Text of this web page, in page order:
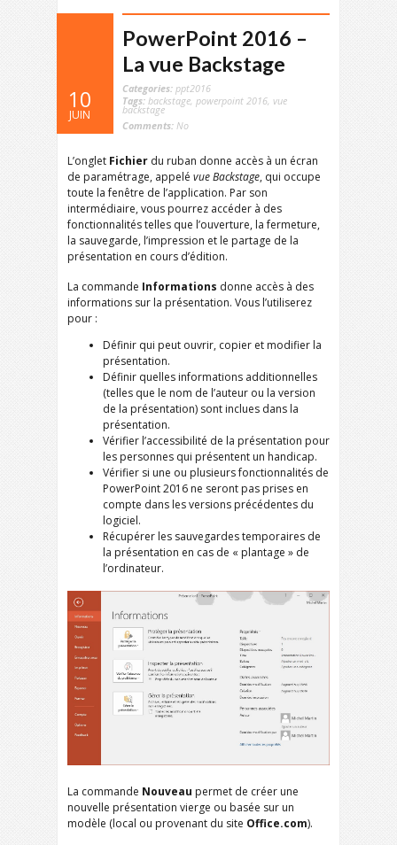
10
JUIN
PowerPoint 2016 –
La vue Backstage
Categories: ppt2016
Tags: backstage powerpoint 2016 vue
backstage
Comments: No
L’onglet Fichier du ruban donne accès à un écran
de paramétrage, appelé vue Backstage, qui occupe
toute la fenêtre de l’application. Par son
intermédiaire, vous pourrez accéder à des
fonctionnalités telles que l’ouverture, la fermeture,
la sauvegarde, l’impression et le partage de la
présentation en cours d’édition.
La commande Informations donne accès à des
informations sur la présentation. Vous l’utiliserez
pour :
Définir qui peut ouvrir, copier et modifier la
présentation.
Définir quelles informations additionnelles
(telles que le nom de l’auteur ou la version
de la présentation) sont inclues dans la
présentation.
Vérifier l’accessibilité de la présentation pour
les personnes qui présentent un handicap.
Vérifier si une ou plusieurs fonctionnalités de
PowerPoint 2016 ne seront pas prises en
compte dans les versions précédentes du
logiciel.
Récupérer les sauvegardes temporaires de
la présentation en cas de « plantage » de
l’ordinateur.
La commande Nouveau permet de créer une
nouvelle présentation vierge ou basée sur un
modèle (local ou provenant du site Office.com).